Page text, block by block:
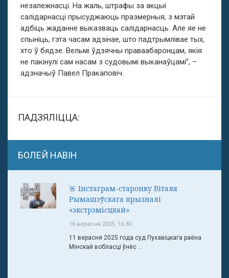
незалежнасці. На жаль, штрафы за акцыі
салідарнасці прысуджаюць празмерныя, з мэтай
адбіць жаданне выказваць салідарнасць. Але яе не
спыніць, гэта часам адзінае, што падтрымлівае тых,
хто ў бядзе. Вельмі ўдзячны праваабаронцам, якія
не пакінулі сам насам з судовымі выканаўцамі”, –
адзначыў Павел Пракаповіч.
ПАДЗЯЛІЦЦА:
БОЛЕЙ НАВІН
🚨 Інстаграм-старонку Віталя
Рымашэўскага прызналі
«экстрэмісцкай»
16 верасня 2025, 16:30
11 верасня 2025 года суд Пухавіцкага раёна
Мінскай вобласці ўнёс ...